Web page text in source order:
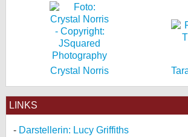
Crystal Norris
LINKS
Darstellerin: Lucy Griffiths